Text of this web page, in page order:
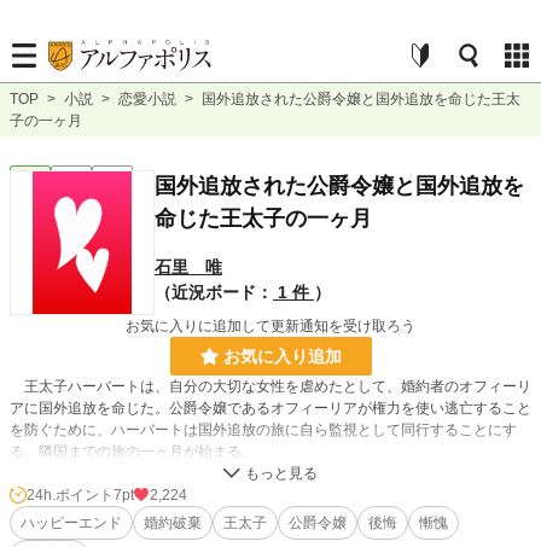
TOP > 小説 > 恋愛小説 >
国外追放された公爵令嬢と国外追放を命じた王太
子の一ヶ月
恋愛 完結 短編
国外追放された公爵令嬢と国外追放を
命じた王太子の一ヶ月
石里 唯
（近況ボード：
1 件 ）
お気に入りに追加して更新通知を受け取ろう
お気に入り追加
王太子ハーバートは、自分の大切な女性を虐めたとして、婚約者のオフィーリ
アに国外追放を命じた。公爵令嬢であるオフィーリアが権力を使い逃亡すること
を防ぐために、ハーバートは国外追放の旅に自ら監視として同行することにす
る。隣国までの旅の一ヶ月が始まる。
ほぼハーバート視点です。ご留意下さい。
小説 37,129 位 / 228,618 件
24h.ポイント 7pt
2,224
ハッピーエンド
婚約破棄 王太子 公爵令嬢 後悔
慚愧